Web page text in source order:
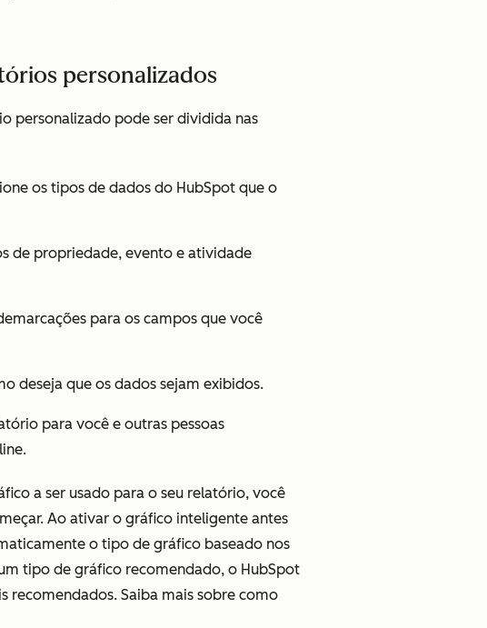
personalizados
personalizado pode ser dividida nas
os tipos de dados do HubSpot que o
de propriedade, evento e atividade
para os campos que você
deseja que os dados sejam exibidos.
para você e outras pessoas
a ser usado para o seu relatório, você
Ao ativar o gráfico inteligente antes
o tipo de gráfico baseado nos
tipo de gráfico recomendado, o HubSpot
recomendados. Saiba mais sobre como